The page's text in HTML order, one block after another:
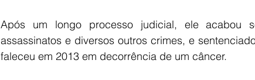
Após um longo processo judicial, ele acabou
assassinatos e diversos outros crimes, e
faleceu em 2013 em decorrência de um câncer.